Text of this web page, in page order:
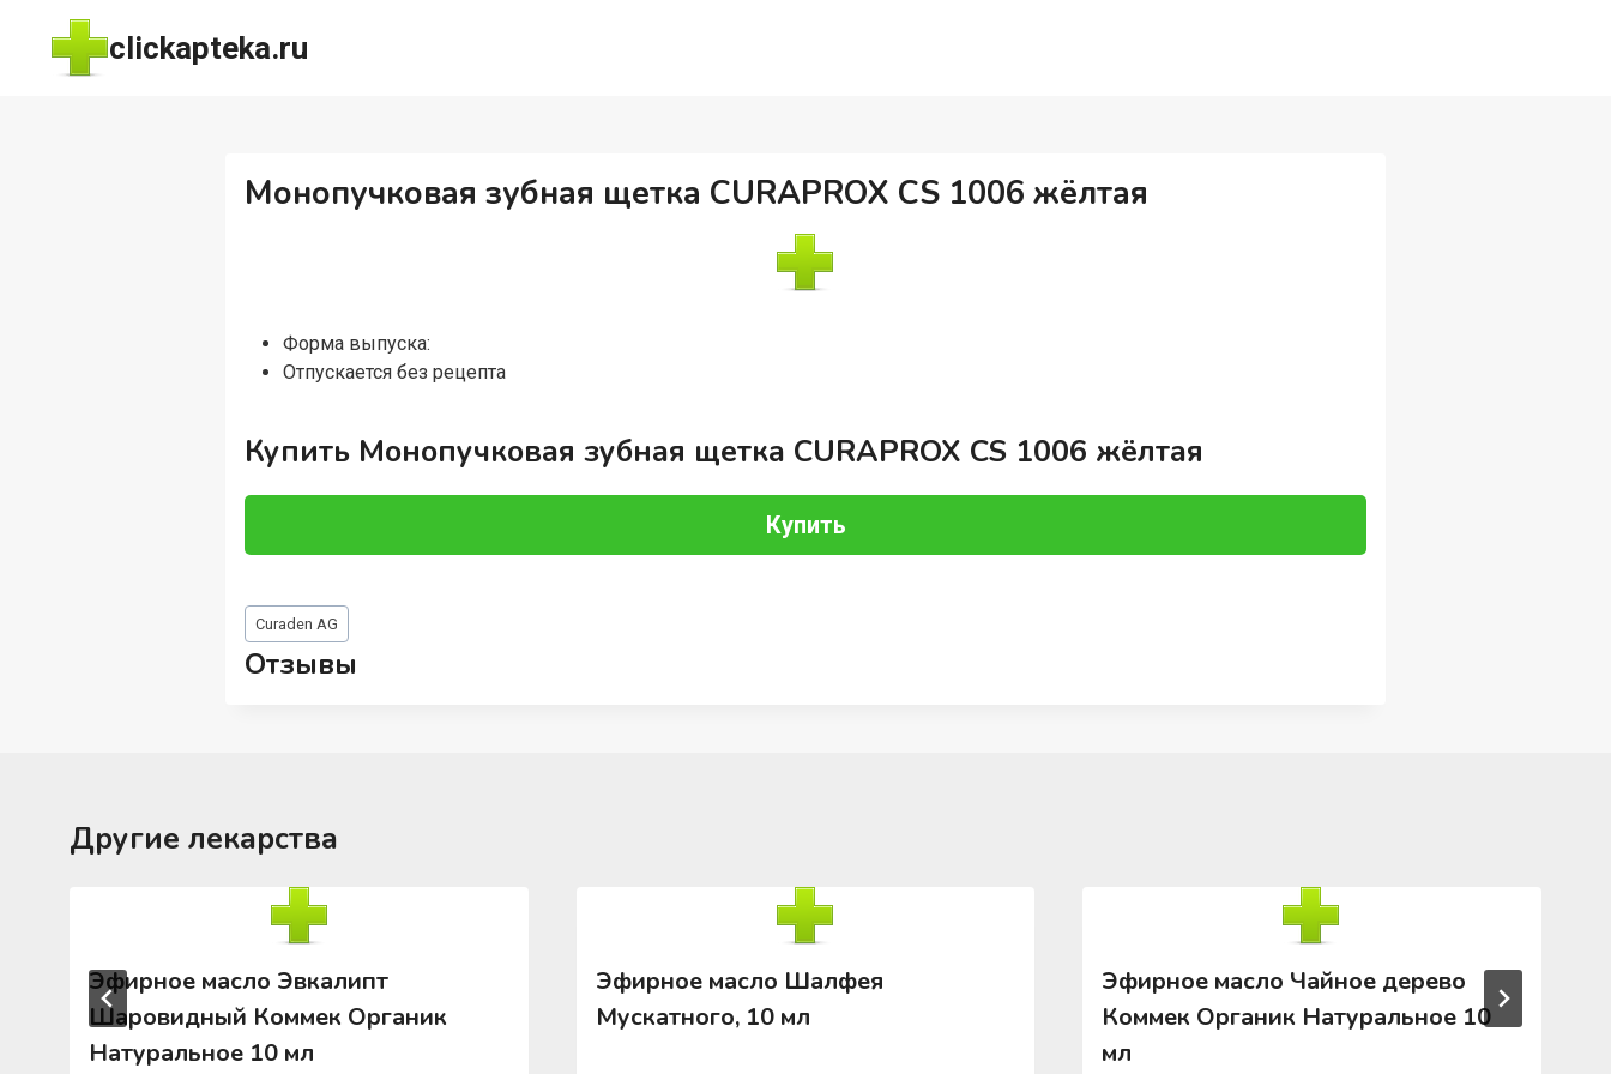
Перейти
содержимому
clickapteka.ru
Монопучковая зубная щетка CURAPROX CS 1006 жёлтая
Форма выпуска:
Отпускается без рецепта
Купить Монопучковая зубная щетка CURAPROX CS 1006 жёлтая
Купить
Метки
записи:
Curaden AG
Отзывы
Другие лекарства
Эфирное масло Эвкалипт
Шаровидный Коммек Органик
Натуральное 10 мл
Эфирное масло Шалфея
Мускатного, 10 мл
Эфирное масло Чайное дерево
Коммек Органик Натуральное 10
мл